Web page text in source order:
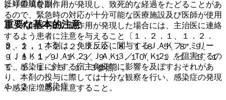
妊婦の項参照〕。
重要な基本的注意
８．１． 本剤は、免疫反応に関与するＪＡＫファミリー
（ＪＡＫ１／ＪＡＫ２／ＪＡＫ３／ＴＹＫ２）を阻害するの
で、感染症に対する宿主免疫能に影響を及ぼすおそれがあ
り、本剤の投与に際しては十分な観察を行い、感染症の発現
や感染症増悪に注意すること。
より重篤な副作用が発現し、致死的な経過をたどることがあ
るので、緊急時の対応が十分可能な医療施設及び医師が使用
し、本剤投与後に副作用が発現した場合には、主治医に連絡
するよう患者に注意を与えること〔１．２．１、１．２．
２、２．１、２．２、７．２、８．１−８．５、８．９、
９．１．１−９．１．３、９．１．１０、１１．１．１、１
５．１．１−１５．１．３参照〕。
１．２． 感染症